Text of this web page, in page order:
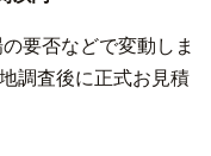
要否などで変動しま
調査後に正式お見積